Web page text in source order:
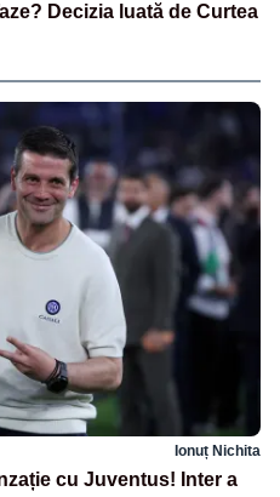
Decizia luată de Curtea
Ionuț Nichita
cu Juventus! Inter a